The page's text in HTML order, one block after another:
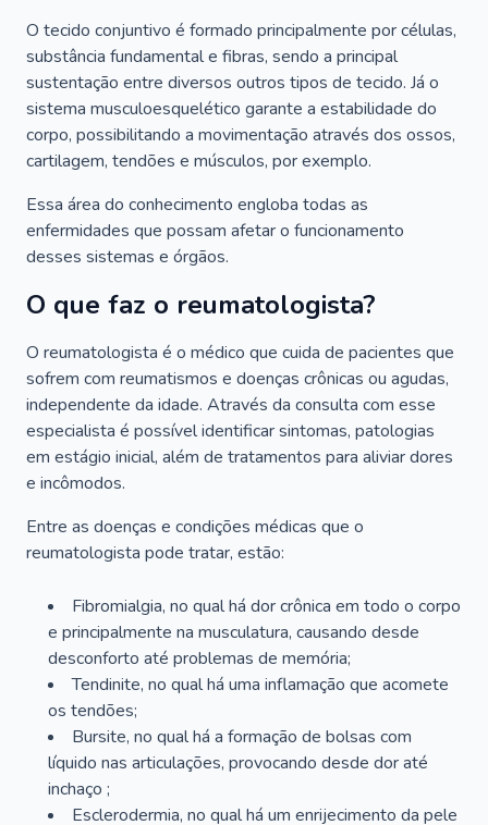
O tecido conjuntivo é formado principalmente por células,
substância fundamental e fibras, sendo a principal
sustentação entre diversos outros tipos de tecido. Já o
sistema musculoesquelético garante a estabilidade do
corpo, possibilitando a movimentação através dos ossos,
cartilagem, tendões e músculos, por exemplo.
Essa área do conhecimento engloba todas as
enfermidades que possam afetar o funcionamento
desses sistemas e órgãos.
O que faz o reumatologista?
O reumatologista é o médico que cuida de pacientes que
sofrem com reumatismos e doenças crônicas ou agudas,
independente da idade. Através da consulta com esse
especialista é possível identificar sintomas, patologias
em estágio inicial, além de tratamentos para aliviar dores
e incômodos.
Entre as doenças e condições médicas que o
reumatologista pode tratar, estão:
Fibromialgia, no qual há dor crônica em todo o corpo
e principalmente na musculatura, causando desde
desconforto até problemas de memória;
Tendinite, no qual há uma inflamação que acomete
os tendões;
Bursite, no qual há a formação de bolsas com
líquido nas articulações, provocando desde dor até
inchaço ;
Esclerodermia, no qual há um enrijecimento da pele